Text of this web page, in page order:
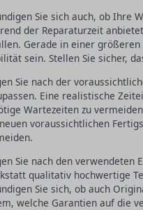
Sie sich auch, ob Ihre
der Reparaturzeit
Gerade in einer
sein. Stellen Sie sicher,
Sie nach der
Eine realistische
Wartezeiten zu
voraussichtlichen
Sie nach den
qualitativ hochwertige
Sie sich, ob auch
welche Garantien auf die